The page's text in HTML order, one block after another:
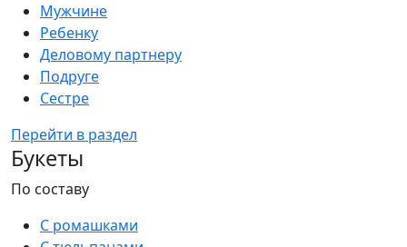
Мужчине
Ребенку
Деловому партнеру
Подруге
Сестре
Перейти в раздел
Букеты
По составу
С ромашками